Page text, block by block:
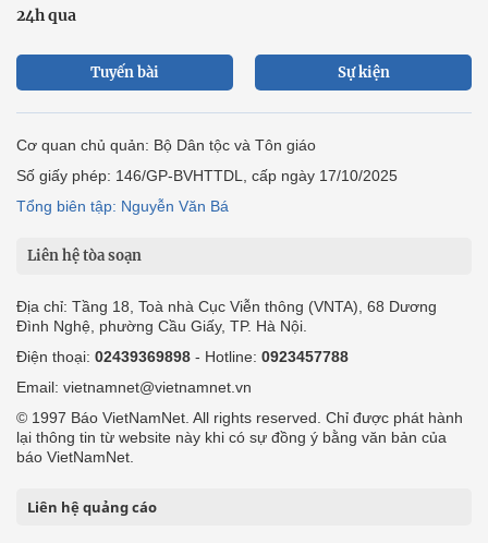
24h qua
Tuyến bài Sự kiện
Cơ quan chủ quản: Bộ Dân tộc và Tôn giáo
Số giấy phép: 146/GP-BVHTTDL, cấp ngày 17/10/2025
Tổng biên tập: Nguyễn Văn Bá
Liên hệ tòa soạn
Địa chỉ: Tầng 18, Toà nhà Cục Viễn thông (VNTA), 68 Dương
Đình Nghệ, phường Cầu Giấy, TP. Hà Nội.
Điện thoại: 02439369898 - Hotline: 0923457788
Email: vietnamnet@vietnamnet.vn
© 1997 Báo VietNamNet. All rights reserved. Chỉ được phát hành
lại thông tin từ website này khi có sự đồng ý bằng văn bản của
báo VietNamNet.
Liên hệ quảng cáo